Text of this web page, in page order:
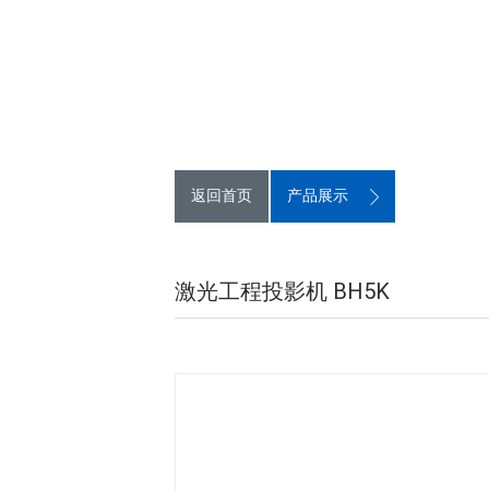
返回首页 产品展示
激光工程投影机 BH5K